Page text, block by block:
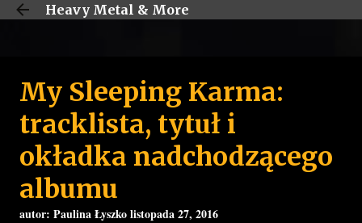
Przejdź do głównej zawartości
Heavy Metal & More
My Sleeping Karma:
tracklista, tytuł i
okładka nadchodzącego
albumu
autor: Paulina Łyszkolistopada 27, 2016